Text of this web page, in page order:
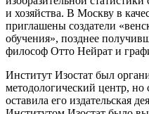
и хозяйства. В Москву в
приглашены создатели
обучения», позднее
философ Отто Нейрат и
Институт Изостат был
методологический центр,
оставила его издательская